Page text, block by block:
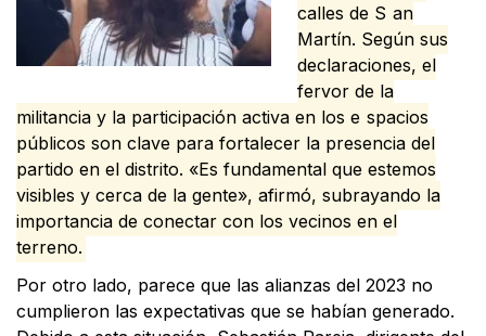
calles de S an
Martín. Según sus
declaraciones, el
fervor de la
militancia y la participación activa en los e spacios
públicos son clave para fortalecer la presencia del
partido en el distrito. «Es fundamental que estemos
visibles y cerca de la gente», afirmó, subrayando la
importancia de conectar con los vecinos en el
terreno.
Por otro lado, parece que las alianzas del 2023 no
cumplieron las expectativas que se habían generado.